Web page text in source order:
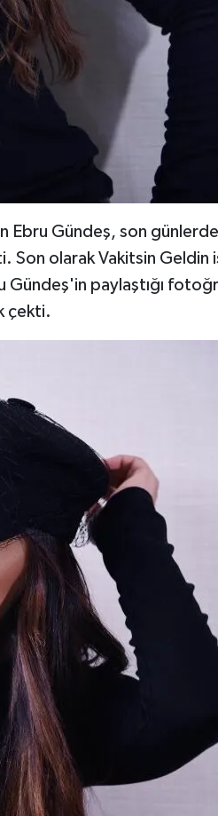
Gündeş, son günlerde
Son olarak Vakitsin Geldin
Gündeş'in paylaştığı
çekti.